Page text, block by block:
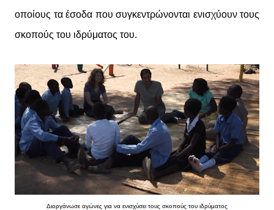
οποίους τα έσοδα που συγκεντρώνονται ενισχύουν τους
σκοπούς του ιδρύματος του.
Διοργάνωσε αγώνες για να ενισχύσει τους σκοπούς του ιδρύματος